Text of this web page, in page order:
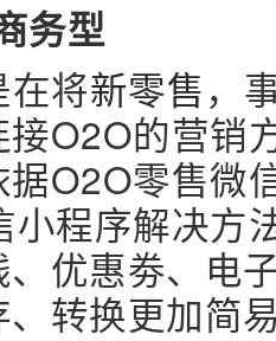
务型
将新零售，
O2O的营销
O2O零售微
小程序解决方
优惠劵、电
转换更加简